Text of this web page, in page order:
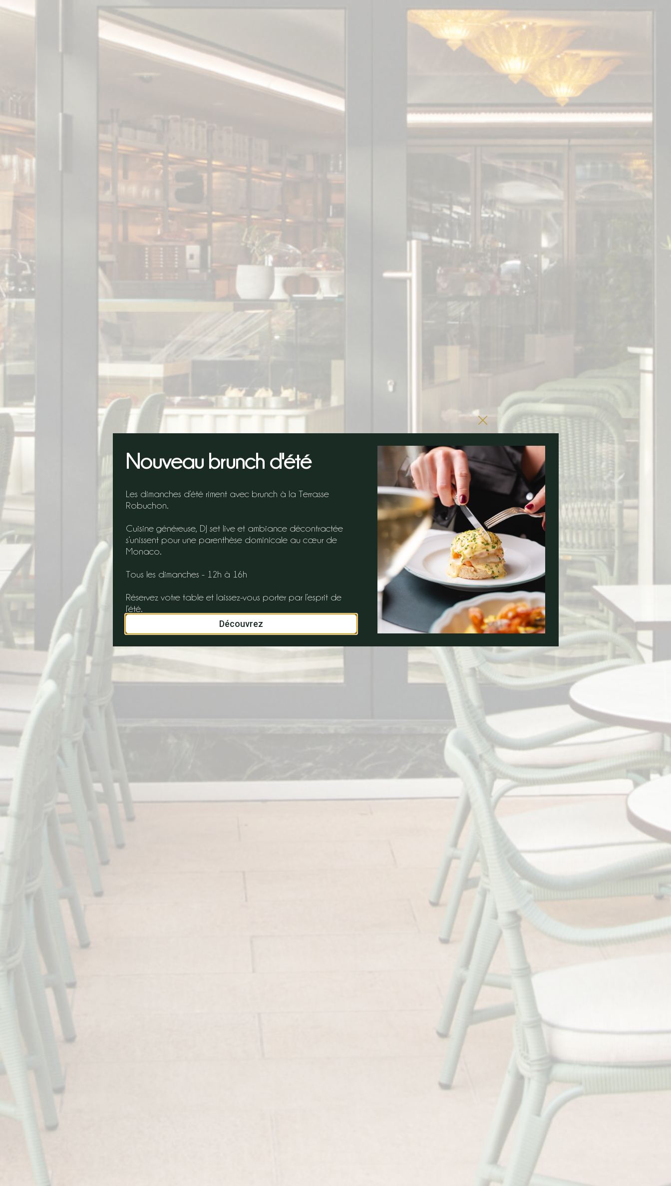
Nouveau brunch d'été
Les dimanches d’été riment avec brunch à la Terrasse
Robuchon.
Cuisine généreuse, DJ set live et ambiance décontractée
s’unissent pour une parenthèse dominicale au cœur de
Monaco.
Tous les dimanches - 12h à 16h
Réservez votre table et laissez-vous porter par l’esprit de
l’été.
Découvrez